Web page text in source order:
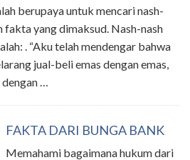
berupaya untuk mencari nash-
fakta yang dimaksud. Nash-nash
. “Aku telah mendengar bahwa
jual-beli emas dengan emas,
…
FAKTA DARI BUNGA BANK
Memahami bagaimana hukum dari